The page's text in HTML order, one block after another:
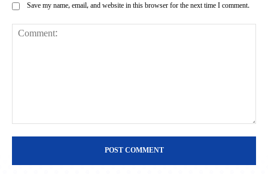
Save my name, email, and website in this browser for the next time I comment.